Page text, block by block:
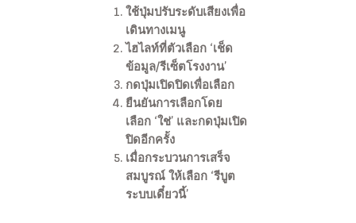
ใช้ปุ่มปรับระดับเสียงเพื่อ
เดินทางเมนู
ไฮไลท์ที่ตัวเลือก ‘เช็ด
ข้อมูล/รีเซ็ตโรงงาน’
กดปุ่มเปิดปิดเพื่อเลือก
ยืนยันการเลือกโดย
เลือก ‘ใช่’ และกดปุ่มเปิด
ปิดอีกครั้ง
เมื่อกระบวนการเสร็จ
สมบูรณ์ ให้เลือก ‘รีบูต
ระบบเดี๋ยวนี้’